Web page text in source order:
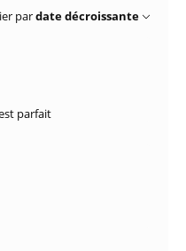
pardate décroissante
parfait